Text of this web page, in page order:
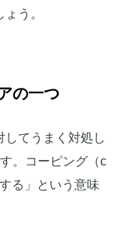
う。
の一つ
してうまく対処し
。コーピング（c
る」という意味